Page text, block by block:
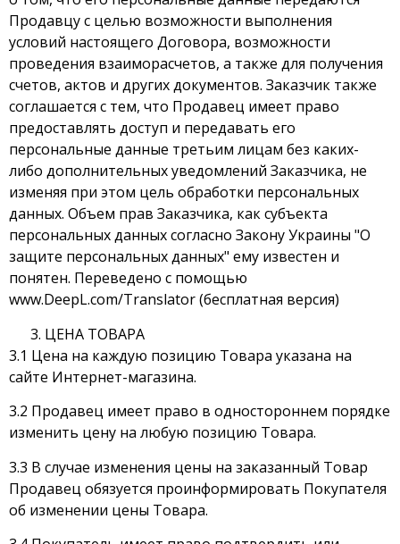
Продавцу с целью возможности выполнения
условий настоящего Договора, возможности
проведения взаиморасчетов, а также для получения
счетов, актов и других документов. Заказчик также
соглашается с тем, что Продавец имеет право
предоставлять доступ и передавать его
персональные данные третьим лицам без каких-
либо дополнительных уведомлений Заказчика, не
изменяя при этом цель обработки персональных
данных. Объем прав Заказчика, как субъекта
персональных данных согласно Закону Украины "О
защите персональных данных" ему известен и
понятен. Переведено с помощью
www.DeepL.com/Translator (бесплатная версия)
ЦЕНА ТОВАРА
3.1 Цена на каждую позицию Товара указана на
сайте Интернет-магазина.
3.2 Продавец имеет право в одностороннем порядке
изменить цену на любую позицию Товара.
3.3 В случае изменения цены на заказанный Товар
Продавец обязуется проинформировать Покупателя
об изменении цены Товара.